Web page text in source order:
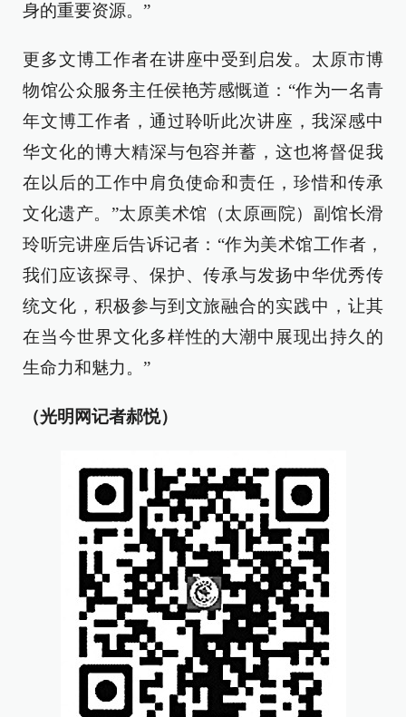
身的重要资源。”
更多文博工作者在讲座中受到启发。太原市博
物馆公众服务主任侯艳芳感慨道：“作为一名青
年文博工作者，通过聆听此次讲座，我深感中
华文化的博大精深与包容并蓄，这也将督促我
在以后的工作中肩负使命和责任，珍惜和传承
文化遗产。”太原美术馆（太原画院）副馆长滑
玲听完讲座后告诉记者：“作为美术馆工作者，
我们应该探寻、保护、传承与发扬中华优秀传
统文化，积极参与到文旅融合的实践中，让其
在当今世界文化多样性的大潮中展现出持久的
生命力和魅力。”
（光明网记者郝悦）